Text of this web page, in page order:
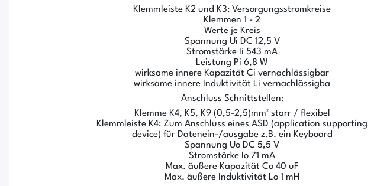
Klemmleiste K2 und K3: Versorgungsstromkreise
Klemmen 1 - 2
Werte je Kreis
Spannung Ui DC 12,5 V
Stromstärke Ii 543 mA
Leistung Pi 6,8 W
wirksame innere Kapazität Ci vernachlässigbar
wirksame innere Induktivität Li vernachlässigba
Anschluss Schnittstellen:
Klemme K4, K5, K9 (0,5-2,5)mm² starr / flexibel
Klemmleiste K4: Zum Anschluss eines ASD (application supporting
device) für Datenein-/ausgabe z.B. ein Keyboard
Spannung Uo DC 5,5 V
Stromstärke Io 71 mA
Max. äußere Kapazität Co 40 uF
Max. äußere Induktivität Lo 1 mH